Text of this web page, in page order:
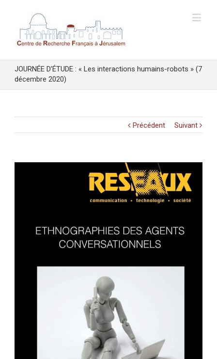
JOURNÉE D’ÉTUDE : « Les interactions humains-robots » (7
décembre 2020)
Précédent Suivant